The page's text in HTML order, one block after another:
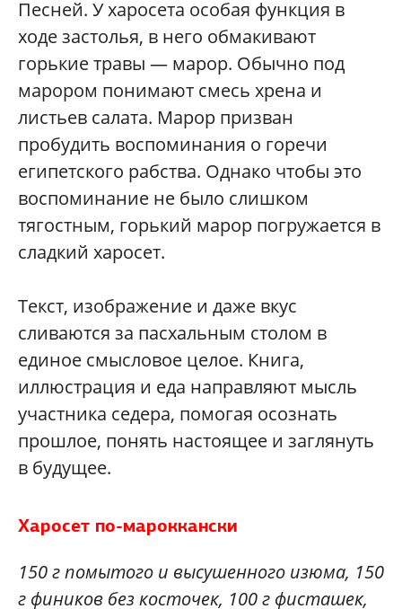
Песней. У харосета особая функция в
ходе застолья, в него обмакивают
горькие травы — марор. Обычно под
марором понимают смесь хрена и
листьев салата. Марор призван
пробудить воспоминания о горечи
египетского рабства. Однако чтобы это
воспоминание не было слишком
тягостным, горький марор погружается в
сладкий харосет.
Текст, изображение и даже вкус
сливаются за пасхальным столом в
единое смысловое целое. Книга,
иллюстрация и еда направляют мысль
участника седера, помогая осознать
прошлое, понять настоящее и заглянуть
в будущее.
Харосет по-мароккански
150 г помытого и высушенного изюма, 150
г фиников без косточек, 100 г фисташек,